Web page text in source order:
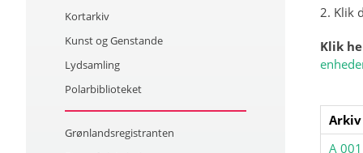
Kortarkiv
Kunst og Genstande
Lydsamling
Polarbiblioteket
Grønlandsregistranten
2. Klik
Klik
Arkiv
A 001